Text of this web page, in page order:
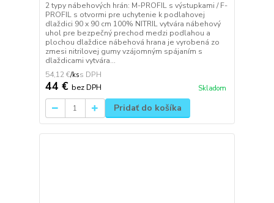
2 typy nábehových hrán: M-PROFIL s výstupkami / F-
PROFIL s otvormi pre uchytenie k podlahovej
dlaždici 90 x 90 cm 100% NITRIL vytvára nábehový
uhol pre bezpečný prechod medzi podlahou a
plochou dlaždice nábehová hrana je vyrobená zo
zmesi nitrilovej gumy vzájomným spájaním s
dlaždicami vytvára...
54,12 €/ks
44 € bez DPH Skladom
Pridať do košíka